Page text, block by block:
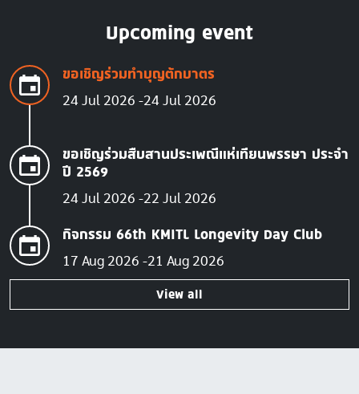
Upcoming event
ขอเชิญร่วมทำบุญตักบาตร
24 Jul 2026 24 Jul 2026
ขอเชิญร่วมสืบสานประเพณีแห่เทียนพรรษา ประจำ
ปี 2569
24 Jul 2026 22 Jul 2026
กิจกรรม 66th KMITL Longevity Day Club
17 Aug 2026 21 Aug 2026
View all